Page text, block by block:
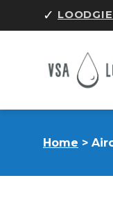
✓
Home >